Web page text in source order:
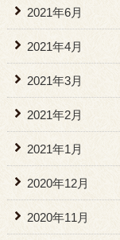
2021年6月
2021年4月
2021年3月
2021年2月
2021年1月
2020年12月
2020年11月